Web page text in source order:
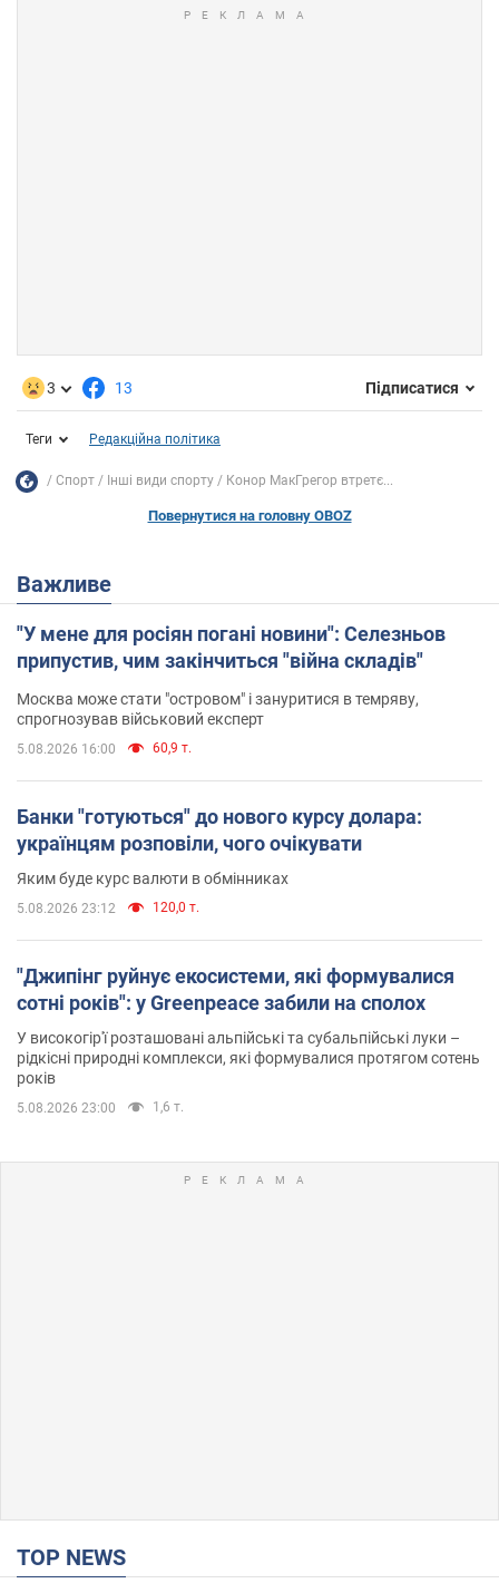
3 13 Підписатися
Теги Редакційна політика
Спорт Інші види спорту Конор МакГрегор втретє...
Повернутися на головну OBOZ
Важливе
"У мене для росіян погані новини": Селезньов
припустив, чим закінчиться "війна складів"
Москва може стати "островом" і зануритися в темряву,
спрогнозував військовий експерт
5.08.2026 16:00 60,9 т.
Банки "готуються" до нового курсу долара:
українцям розповіли, чого очікувати
Яким буде курс валюти в обмінниках
5.08.2026 23:12 120,0 т.
"Джипінг руйнує екосистеми, які формувалися
сотні років": у Greenpeace забили на сполох
У високогір'ї розташовані альпійські та субальпійські луки –
рідкісні природні комплекси, які формувалися протягом сотень
років
5.08.2026 23:00 1,6 т.
TOP NEWS